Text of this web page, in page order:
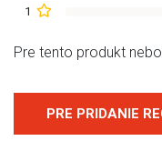
1
Pre tento produkt
PRE PRIDANIE